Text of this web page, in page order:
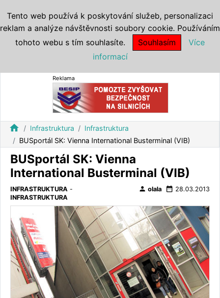
Reklama
home Infrastruktura
Infrastruktura
BUSportál SK: Vienna International Busterminal (VIB)
BUSportál SK: Vienna
International Busterminal (VIB)
INFRASTRUKTURA -
INFRASTRUKTURA
person olala date_range 28.03.2013
Tento web používá k poskytování služeb, personalizaci
reklam a analýze návštěvnosti soubory cookie. Používáním
tohoto webu s tím souhlasíte.
Souhlasím
Více
informací